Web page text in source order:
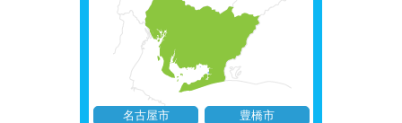
名古屋市
豊橋市